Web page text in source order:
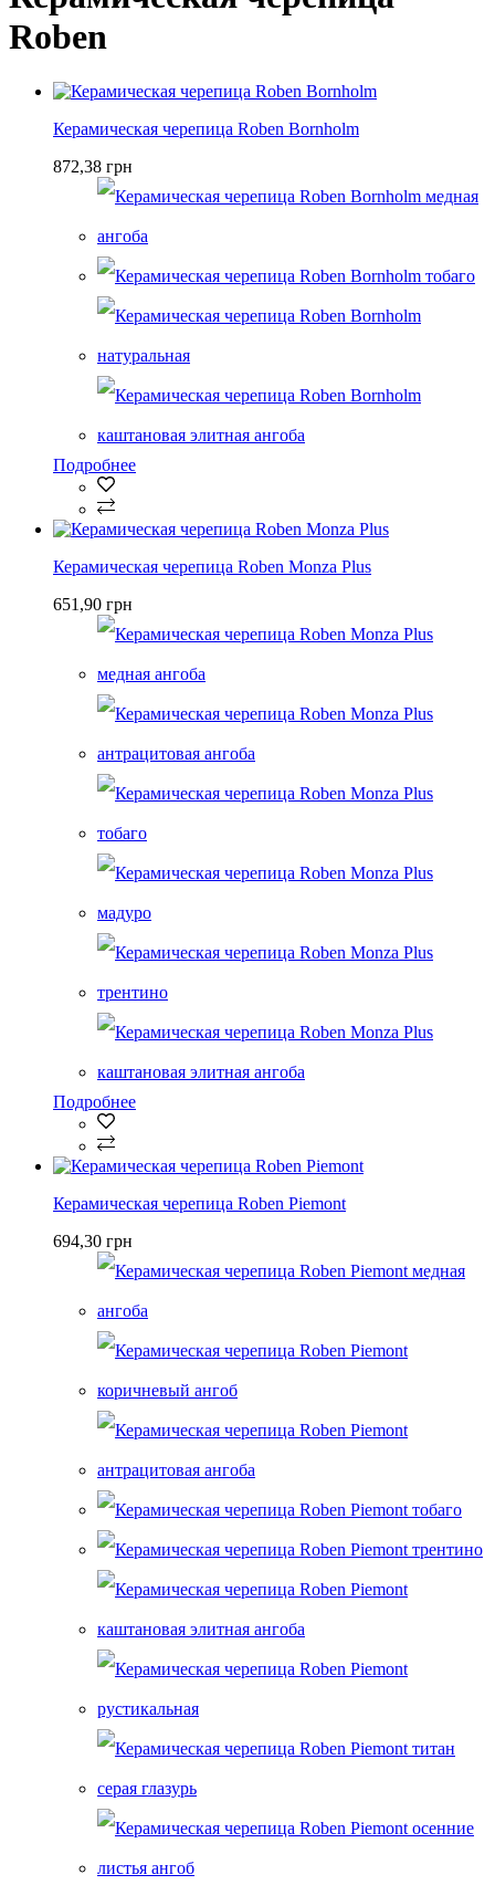
Roben
Керамическая черепица Roben Bornholm
872,38 грн
Подробнее
Керамическая черепица Roben Monza Plus
651,90 грн
Подробнее
Керамическая черепица Roben Piemont
694,30 грн